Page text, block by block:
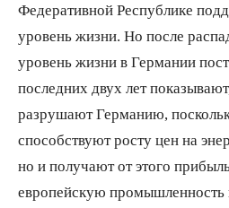
Федеративной Республике
уровень жизни. Но после
уровень жизни в Германии
последних двух лет
разрушают Германию,
способствуют росту цен на
но и получают от этого
европейскую промышленность